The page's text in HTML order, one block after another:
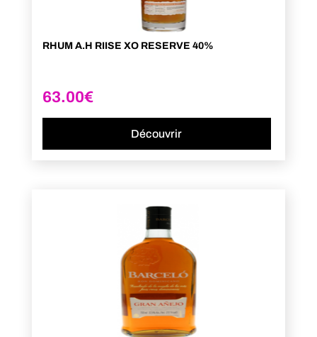
RHUM A.H RIISE XO RESERVE 40%
63.00€
Découvrir